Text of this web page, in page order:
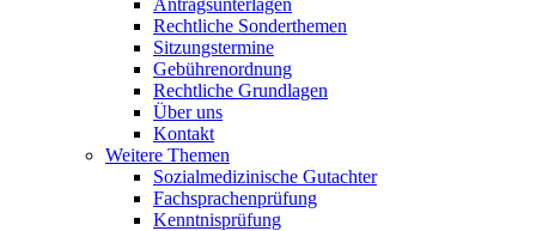
Antragsunterlagen
Rechtliche Sonderthemen
Sitzungstermine
Gebührenordnung
Rechtliche Grundlagen
Über uns
Kontakt
Weitere Themen
Sozialmedizinische Gutachter
Fachsprachenprüfung
Kenntnisprüfung